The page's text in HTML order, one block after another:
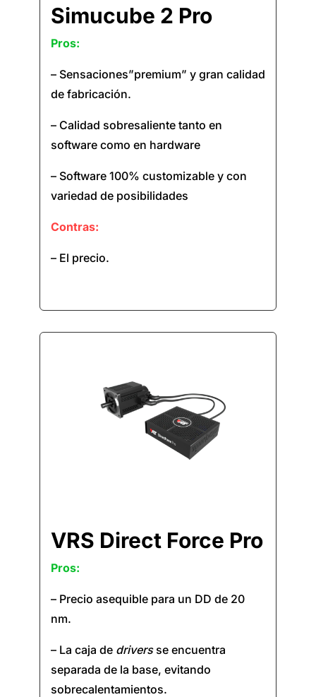
Simucube 2 Pro
Pros:
– Sensaciones”premium” y gran calidad
de fabricación.
– Calidad sobresaliente tanto en
software como en hardware
– Software 100% customizable y con
variedad de posibilidades
Contras:
– El precio.
VRS Direct Force Pro
Pros:
– Precio asequible para un DD de 20
nm.
– La caja de drivers se encuentra
separada de la base, evitando
sobrecalentamientos.